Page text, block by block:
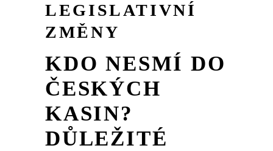
LEGISLATIVNÍ
ZMĚNY
KDO NESMÍ DO
ČESKÝCH
KASIN?
DŮLEŽITÉ